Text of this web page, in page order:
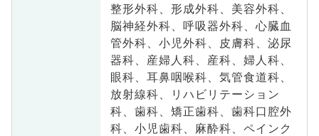
整形外科、形成外科、美容外科、
脳神経外科、呼吸器外科、心臓血
管外科、小児外科、皮膚科、泌尿
器科、産婦人科、産科、婦人科、
眼科、耳鼻咽喉科、気管食道科、
放射線科、リハビリテーション
科、歯科、矯正歯科、歯科口腔外
科、小児歯科、麻酔科、ペインク